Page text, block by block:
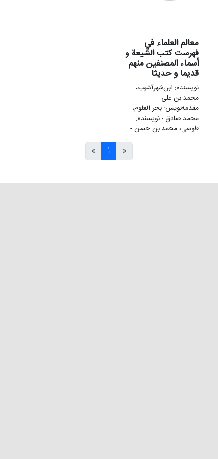
معالم العلماء في
فهرست کتب الشیعة و
أسماء المصنفین منهم
قدیما و حدیثا
نویسنده: ابن‌شهرآشوب،
محمد بن علی -
مقدمه‌نويس: بحر العلوم،
محمد صادق - نویسنده:
طوسی، محمد بن حسن -
«
1
»